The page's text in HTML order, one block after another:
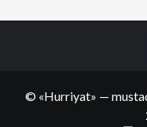
© «Hurriyat» —